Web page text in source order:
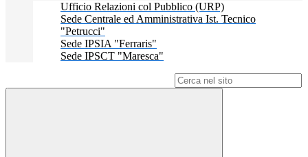
Ufficio Relazioni col Pubblico (URP)
Sede Centrale ed Amministrativa Ist. Tecnico
"Petrucci"
Sede IPSIA "Ferraris"
Sede IPSCT "Maresca"